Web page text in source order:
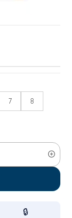
7 8
🔒